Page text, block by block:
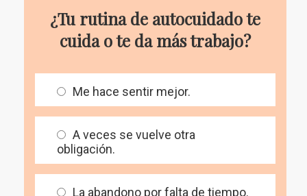
¿Tu rutina de autocuidado te
cuida o te da más trabajo?
Me hace sentir mejor.
A veces se vuelve otra
obligación.
La abandono por falta de tiempo.